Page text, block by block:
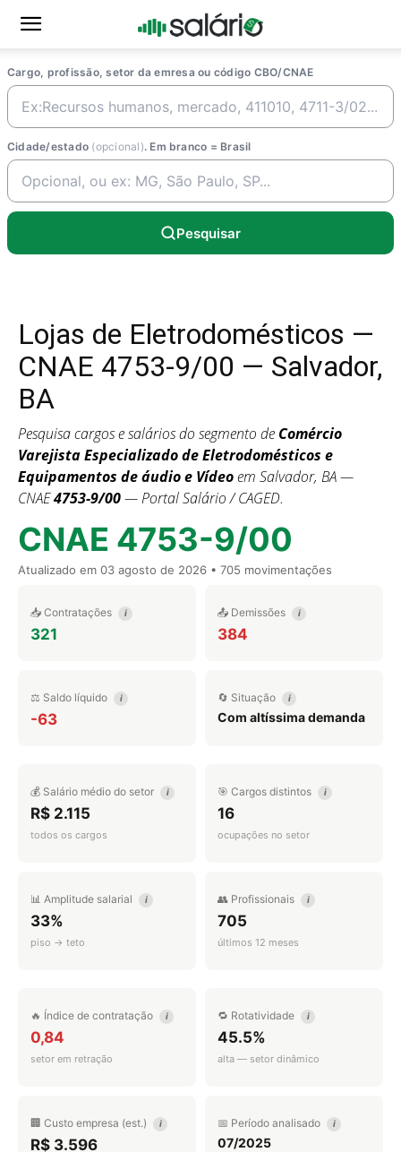
Cargo, profissão, setor da emresa ou código CBO/CNAE
Cidade/estado (opcional). Em branco = Brasil
Pesquisar
Lojas de Eletrodomésticos —
CNAE 4753-9/00 — Salvador,
BA
Pesquisa cargos e salários do segmento de Comércio
Varejista Especializado de Eletrodomésticos e
Equipamentos de áudio e Vídeoem Salvador, BA —
CNAE4753-9/00— Portal Salário / CAGED.
CNAE 4753-9/00
Atualizado em 03 agosto de 2026 • 705 movimentações
📥 Contratações i
321
📤 Demissões i
384
⚖️ Saldo líquido i
-63
🔄 Situação i
Com altíssima demanda
💰 Salário médio do setor i
R$ 2.115
todos os cargos
🎯 Cargos distintos i
16
ocupações no setor
📊 Amplitude salarial i
33%
piso → teto
👥 Profissionais i
705
últimos 12 meses
🔥 Índice de contratação i
0,84
setor em retração
🔁 Rotatividade i
45.5%
alta — setor dinâmico
🏢 Custo empresa (est.) i
R$ 3.596
📅 Período analisado i
07/2025